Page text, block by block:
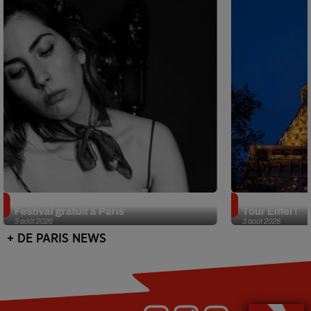
3 août 2026
Festival gratuit à Paris
3 août 2026
Tour Eiffel !
+ DE PARIS NEWS